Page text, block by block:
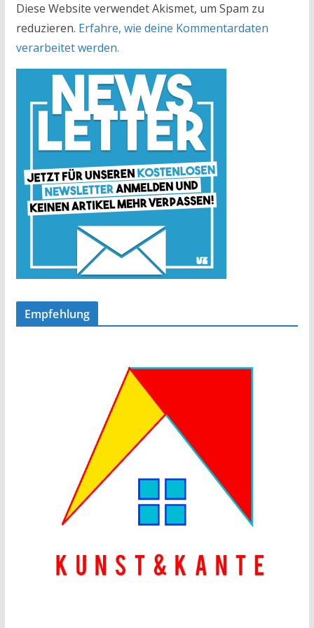
Diese Website verwendet Akismet, um Spam zu
reduzieren. Erfahre, wie deine Kommentardaten
verarbeitet werden.
Empfehlung